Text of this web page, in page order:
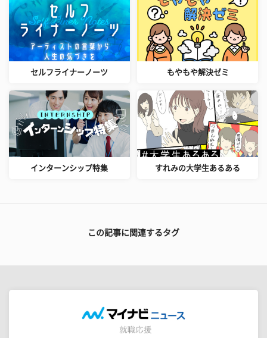
セルフライナーノーツ もやもや解決ゼミ
インターンシップ特集 すれみの大学生あるある
この記事に関連するタグ